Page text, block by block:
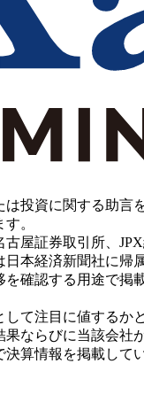
投資に関する助言
。
証券取引所、
本経済新聞社に帰
確認する用途で
て注目に値する
ならびに当該会
算情報を掲載し